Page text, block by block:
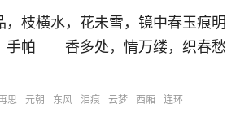
枝横水，花未雪，镜中春玉痕明
手帕 香多处，情万缕，织春愁
思 元朝 东风 泪痕 云梦 西厢 连环